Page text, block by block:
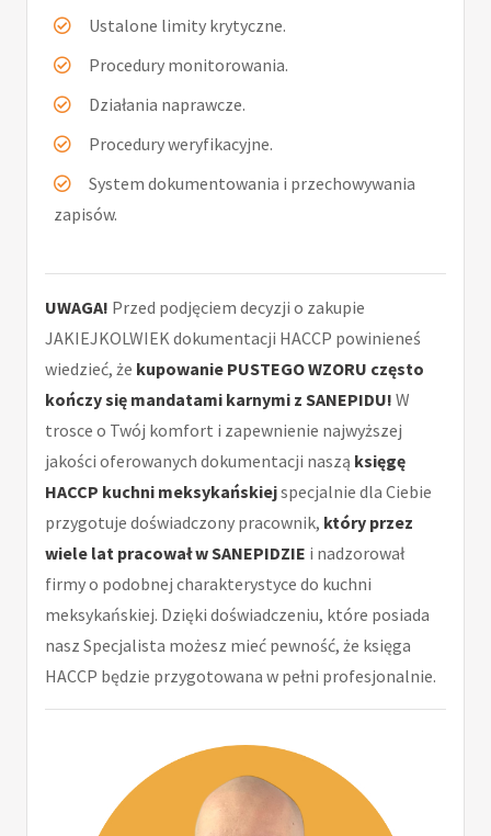
Ustalone limity krytyczne.
Procedury monitorowania.
Działania naprawcze.
Procedury weryfikacyjne.
System dokumentowania i przechowywania
zapisów.
UWAGA! Przed podjęciem decyzji o zakupie
JAKIEJKOLWIEK dokumentacji HACCP powinieneś
wiedzieć, że kupowanie PUSTEGO WZORU często
kończy się mandatami karnymi z SANEPIDU! W
trosce o Twój komfort i zapewnienie najwyższej
jakości oferowanych dokumentacji naszą księgę
HACCP kuchni meksykańskiejspecjalnie dla Ciebie
przygotuje doświadczony pracownik, który przez
wiele lat pracował w SANEPIDZIE i nadzorował
firmy o podobnej charakterystyce do kuchni
meksykańskiej. Dzięki doświadczeniu, które posiada
nasz Specjalista możesz mieć pewność, że księga
HACCP będzie przygotowana w pełni profesjonalnie.